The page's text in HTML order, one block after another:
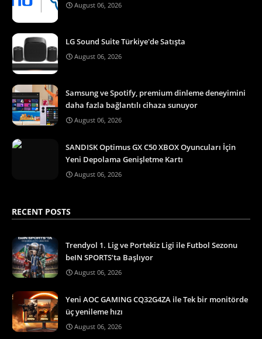
August 06, 2026
LG Sound Suite Türkiye'de Satışta
August 06, 2026
Samsung ve Spotify, premium dinleme deneyimini
daha fazla bağlantılı cihaza sunuyor
August 06, 2026
SANDISK Optimus GX C50 XBOX Oyuncuları İçin
Yeni Depolama Genişletme Kartı
August 06, 2026
RECENT POSTS
Trendyol 1. Lig ve Portekiz Ligi ile Futbol Sezonu
beIN SPORTS’ta Başlıyor
August 06, 2026
Yeni AOC GAMING CQ32G4ZA ile Tek bir monitörde
üç yenileme hızı
August 06, 2026